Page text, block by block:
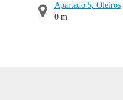
Apartado 5, Oleiros
0 m